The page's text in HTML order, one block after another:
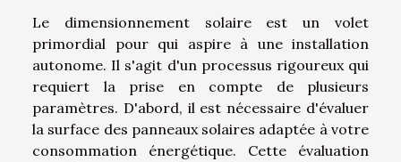
Le dimensionnement solaire est un volet
primordial pour qui aspire à une installation
autonome. Il s'agit d'un processus rigoureux qui
requiert la prise en compte de plusieurs
paramètres. D'abord, il est nécessaire d'évaluer
la surface des panneaux solaires adaptée à votre
consommation énergétique. Cette évaluation